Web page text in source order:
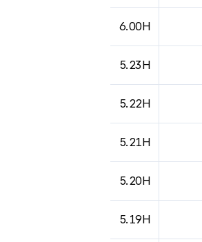
6.00H
5.23H
5.22H
5.21H
5.20H
5.19H